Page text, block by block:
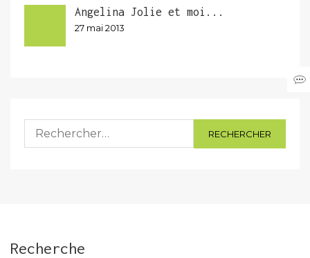
Angelina Jolie et moi...
27 mai 2013
Rechercher :
Recherche